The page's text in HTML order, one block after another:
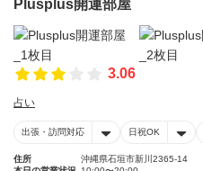
Plusplus開運部屋
3.06
占い
出張・訪問対応 日祝OK
住所
沖縄県石垣市新川2365-14